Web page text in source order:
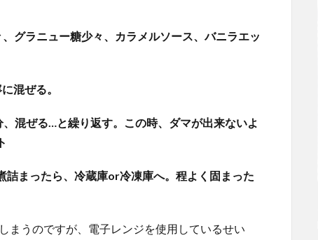
グラニュー糖少々、カラメルソース、バニラエッ
混ぜる。
混ぜる…と繰り返す。この時、ダマが出来ないよ
詰まったら、冷蔵庫or冷凍庫へ。程よく固まった
まうのですが、電子レンジを使用しているせい